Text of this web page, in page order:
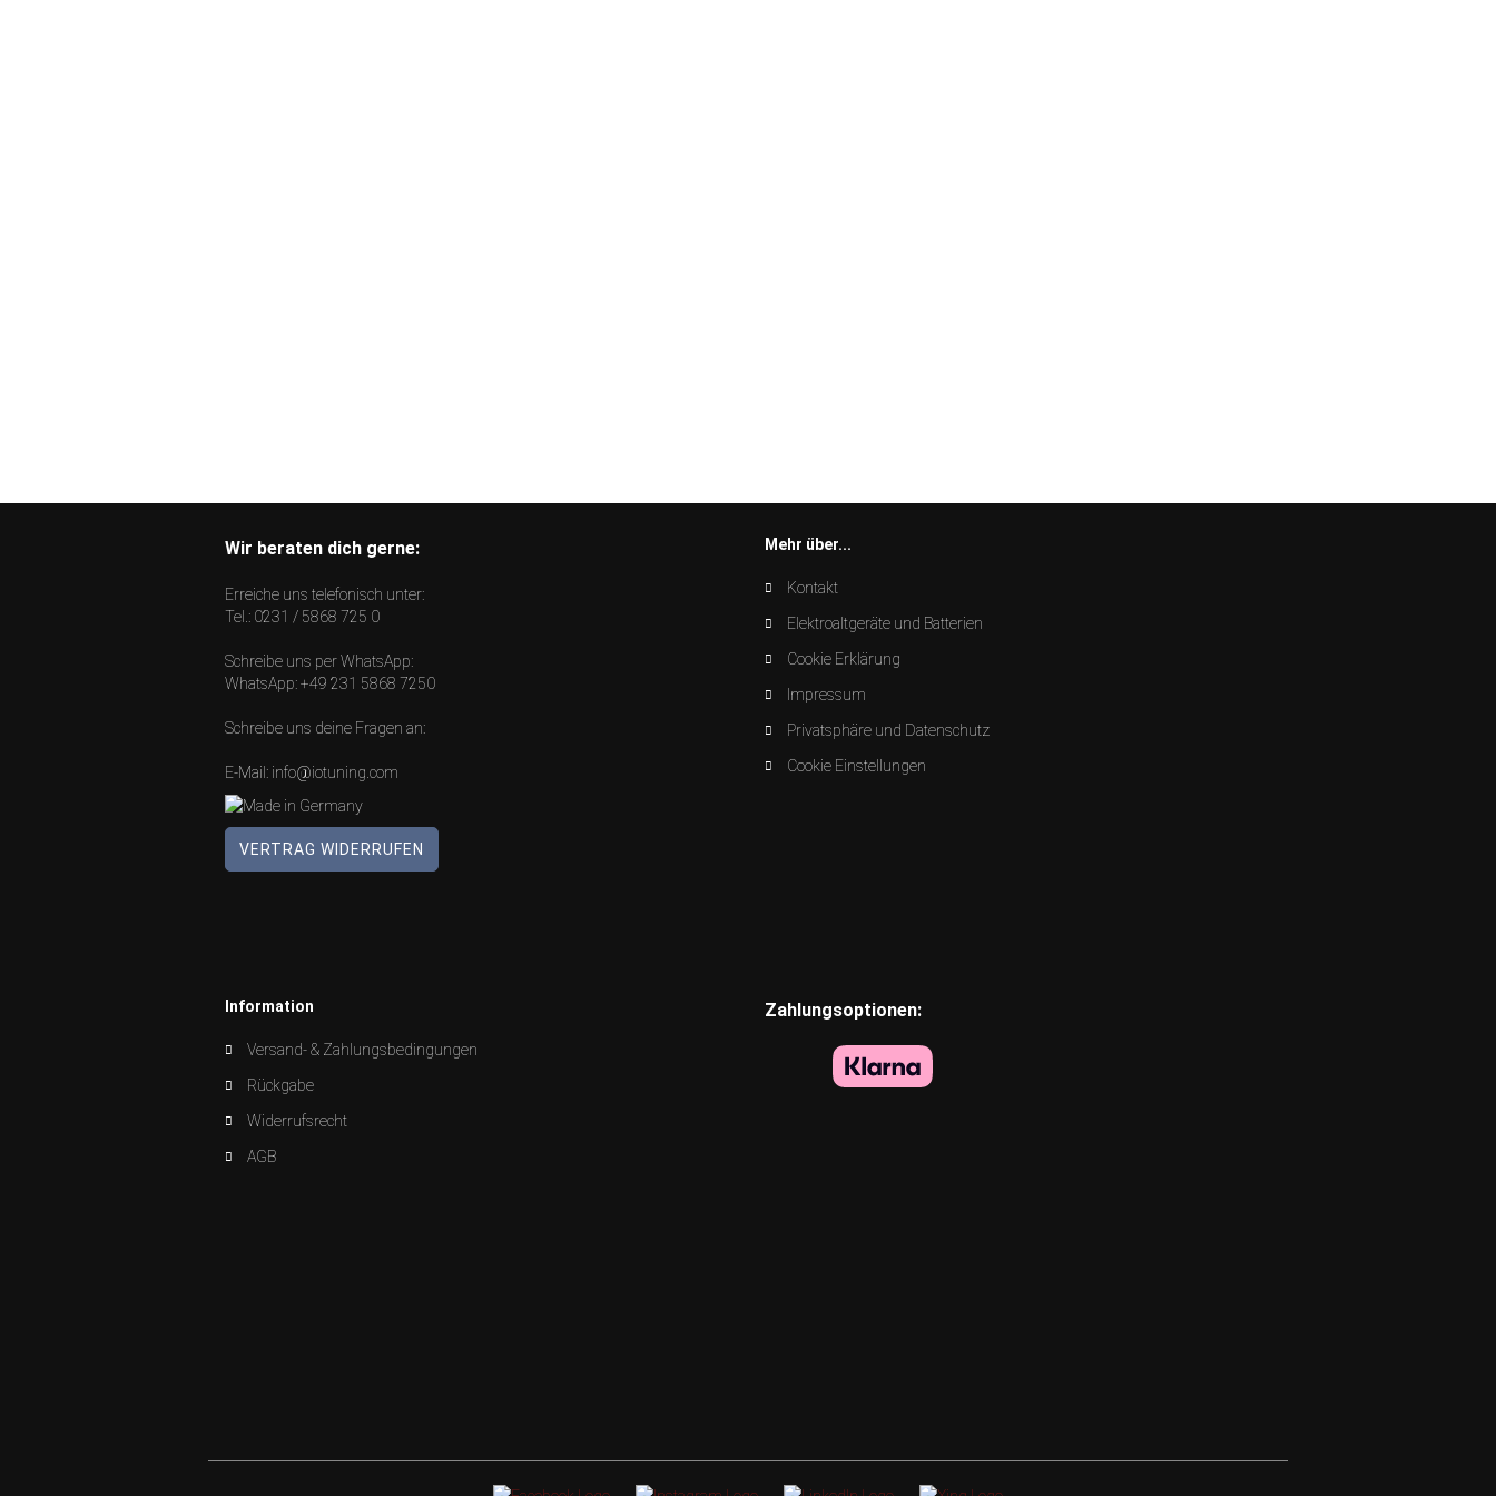
Wir beraten dich gerne:
Erreiche uns telefonisch unter:
Tel.: 0231 / 5868 725 0
Schreibe uns per WhatsApp:
WhatsApp:+49 231 5868 7250
Schreibe uns deine Fragen an:
E-Mail: info@iotuning.com
VERTRAG WIDERRUFEN
Mehr über...
Kontakt
Elektroaltgeräte und Batterien
Cookie Erklärung
Impressum
Privatsphäre und Datenschutz
Cookie Einstellungen
Information
Versand- & Zahlungsbedingungen
Rückgabe
Widerrufsrecht
AGB
Zahlungsoptionen: